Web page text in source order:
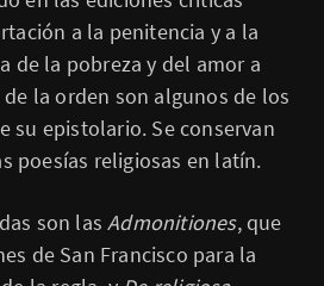
a la penitencia y a la
de la pobreza y del amor a
la orden son algunos de los
su epistolario. Se conservan
poesías religiosas en latín.
son lasAdmonitiones, que
de San Francisco para la